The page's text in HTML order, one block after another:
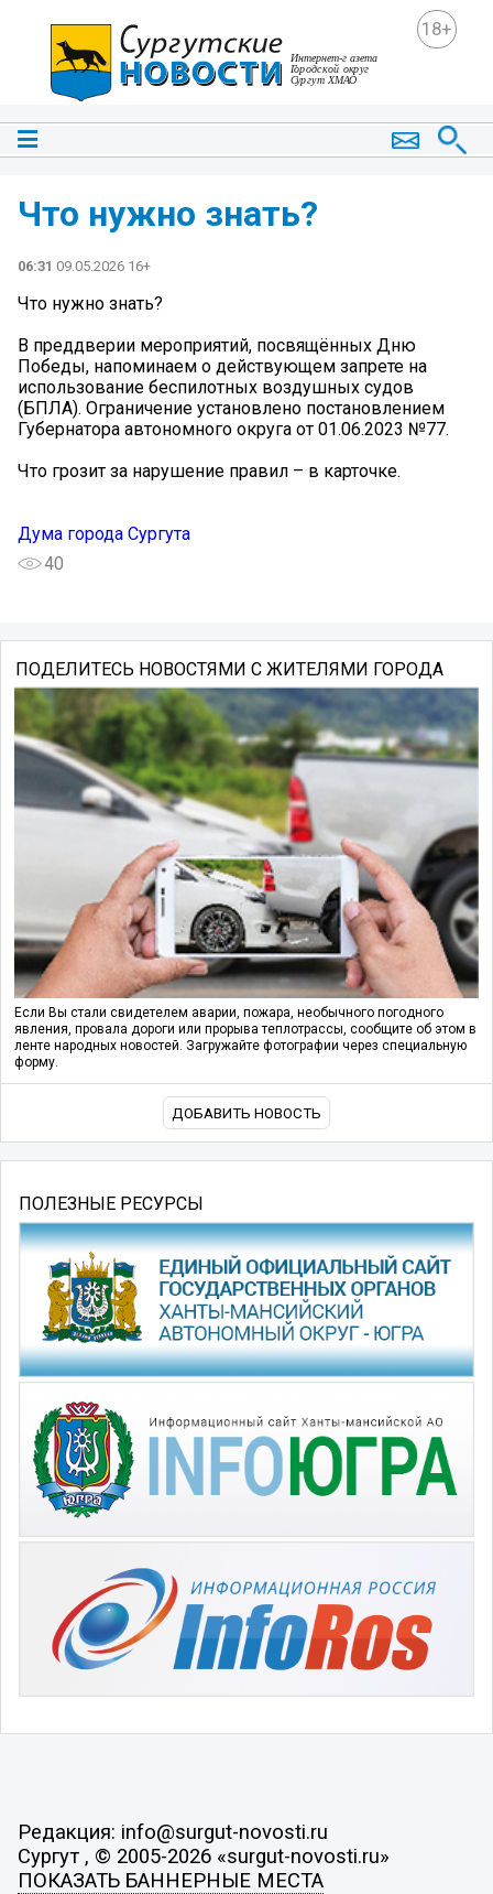
18+
Что нужно знать?
06:31 09.05.2026 16+
Что нужно знать?
В преддверии мероприятий, посвящённых Дню
Победы, напоминаем о действующем запрете на
использование беспилотных воздушных судов
(БПЛА). Ограничение установлено постановлением
Губернатора автономного округа от 01.06.2023 №77.
Что грозит за нарушение правил – в карточке.
Дума города Сургута
40
ПОДЕЛИТЕСЬ НОВОСТЯМИ С ЖИТЕЛЯМИ ГОРОДА
Если Вы стали свидетелем аварии, пожара, необычного погодного
явления, провала дороги или прорыва теплотрассы, сообщите об этом в
ленте народных новостей. Загружайте фотографии через специальную
форму.
ДОБАВИТЬ НОВОСТЬ
ПОЛЕЗНЫЕ РЕСУРСЫ
Редакция: info@surgut-novosti.ru
Сургут , © 2005-2026 «surgut-novosti.ru»
ПОКАЗАТЬ БАННЕРНЫЕ МЕСТА